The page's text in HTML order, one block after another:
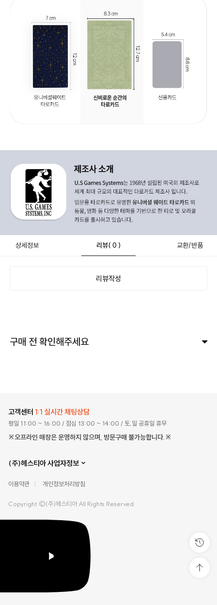
상세정보 리뷰( 0 ) 교환/반품
리뷰작성
구매 전 확인해주세요
고객센터 1:1 실시간 채팅상담
평일 11:00 ~ 16:00 / 점심 13:00 ~ 14:00 / 토,일 공휴일 휴무
※오프라인 매장은 운영하지 않으며, 방문구매 불가능합니다.※
(주)헤스티아 사업자정보
이용약관 개인정보처리방침
Copyright ©(주)헤스티아 All Rights Reserved.